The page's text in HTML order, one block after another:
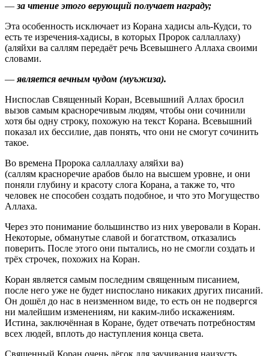
— за чтение этого верующий получает награду;
Эта особенность исключает из Корана хадисы аль-Кудси, то
есть те изречения-хадисы, в которых Пророк (саллаллаху
аляйхи ва саллям) передаёт речь Всевышнего Аллаха своими
словами.
— является вечным чудом (муъжиза).
Ниспослав Священный Коран, Всевышний Аллах бросил
вызов самым красноречивым людям, чтобы они сочинили
хотя бы одну строку, похожую на текст Корана. Всевышний
показал их бессилие, дав понять, что они не смогут сочинить
такое.
Во времена Пророка (саллаллаху аляйхи ва
саллям) красноречие арабов было на высшем уровне, и они
поняли глубину и красоту слога Корана, а также то, что
человек не способен создать подобное, и что это Могущество
Аллаха.
Через это понимание большинство из них уверовали в Коран.
Некоторые, обманутые славой и богатством, отказались
поверить. После этого они пытались, но не смогли создать и
трёх строчек, похожих на Коран.
Коран является самым последним священным писанием,
после него уже не будет ниспослано никаких других писаний.
Он дошёл до нас в неизменном виде, то есть он не подвергся
ни малейшим изменениям, ни каким-либо искажениям.
Истина, заключённая в Коране, будет отвечать потребностям
всех людей, вплоть до наступления конца света.
Священный Коран очень лёгок для заучивания наизусть,